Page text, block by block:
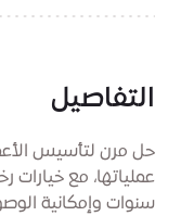
التفاصيل
حل مرن لتأسيس
سنوات وإمكانية